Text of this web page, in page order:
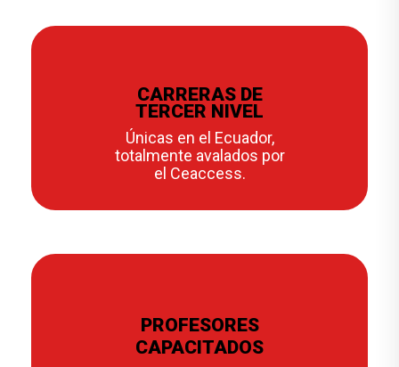
CARRERAS DE
TERCER NIVEL
Únicas en el Ecuador,
totalmente avalados por
el Ceaccess.
PROFESORES
CAPACITADOS